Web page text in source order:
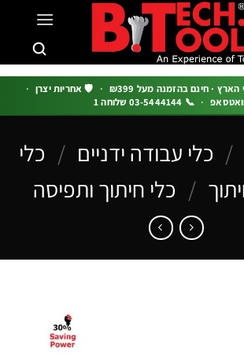
בהזמנה מעל ₪399 · 🛡️ אחריות יצרן ·
· 📞 03-5444144 שלוחה 1
כלי עבודה ידניים /
כלי
/ כלי חיתוך ותפיסה